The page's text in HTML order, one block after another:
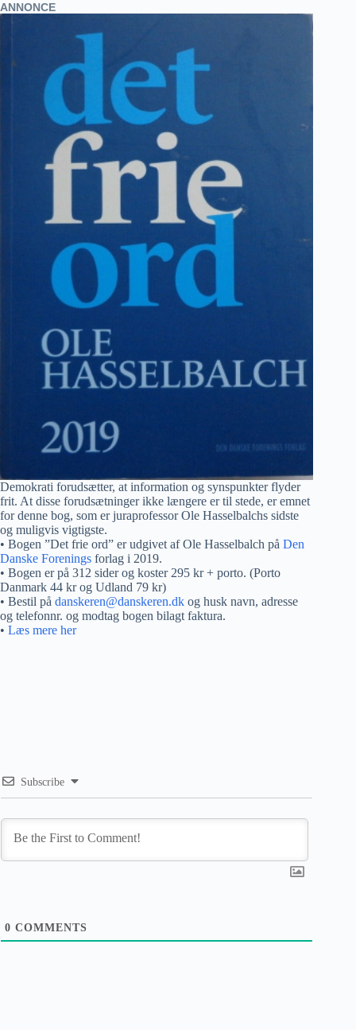
ANNONCE
Demokrati forudsætter, at information og synspunkter flyder
frit. At disse forudsætninger ikke længere er til stede, er emnet
for denne bog, som er juraprofessor Ole Hasselbalchs sidste
og muligvis vigtigste.
• Bogen ”Det frie ord” er udgivet af Ole Hasselbalch på Den
Danske Forenings forlag i 2019.
• Bogen er på 312 sider og koster 295 kr + porto. (Porto
Danmark 44 kr og Udland 79 kr)
• Bestil på danskeren@danskeren.dk og husk navn, adresse
og telefonnr. og modtag bogen bilagt faktura.
• Læs mere her
Subscribe
0 COMMENTS